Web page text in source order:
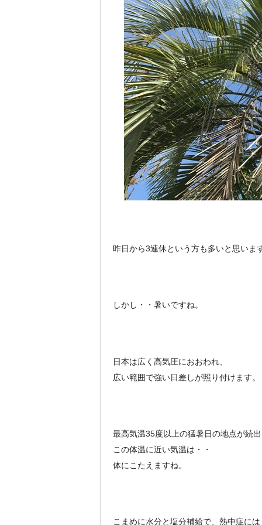
昨日から3連休という方も多いと思いま
しかし・・暑いですね。
日本は広く高気圧におおわれ、
広い範囲で強い日差しが照り付けます。
最高気温35度以上の猛暑日の地点が続
この体温に近い気温は・・
体にこたえますね。
こまめに水分と塩分補給で、熱中症には